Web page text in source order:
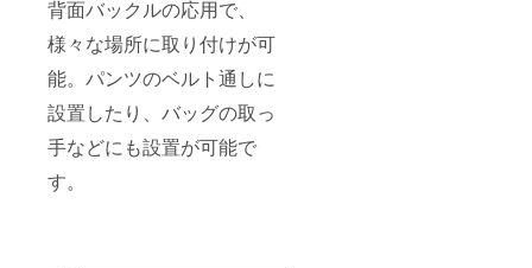
背面バックルの応用で、
様々な場所に取り付けが可
能。パンツのベルト通しに
設置したり、バッグの取っ
手などにも設置が可能で
す。